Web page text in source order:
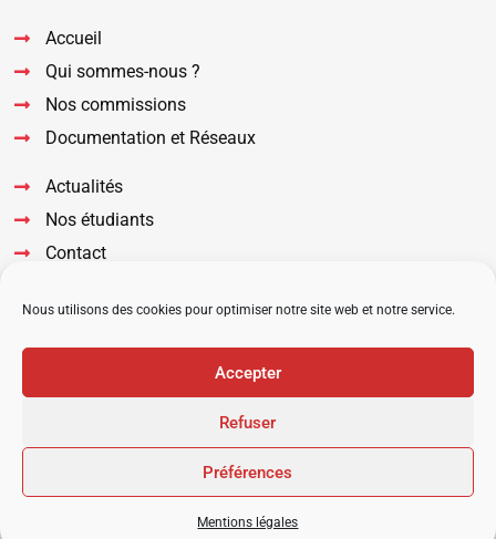
Nous utilisons des cookies pour optimiser notre site web et notre service.
Accepter
Refuser
Préférences
Mentions légales
Accueil
Qui sommes-nous ?
Nos commissions
Documentation et Réseaux
Actualités
Nos étudiants
Contact
2022 © URPS MK Occitanie –
Plan du site